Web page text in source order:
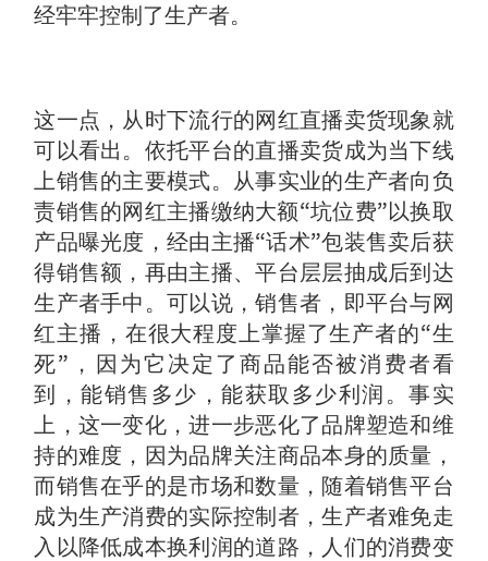
经牢牢控制了生产者。
这一点，从时下流行的网红直播卖货现象就
可以看出。依托平台的直播卖货成为当下线
上销售的主要模式。从事实业的生产者向负
责销售的网红主播缴纳大额“坑位费”以换取
产品曝光度，经由主播“话术”包装售卖后获
得销售额，再由主播、平台层层抽成后到达
生产者手中。可以说，销售者，即平台与网
红主播，在很大程度上掌握了生产者的“生
死”，因为它决定了商品能否被消费者看
到，能销售多少，能获取多少利润。事实
上，这一变化，进一步恶化了品牌塑造和维
持的难度，因为品牌关注商品本身的质量，
而销售在乎的是市场和数量，随着销售平台
成为生产消费的实际控制者，生产者难免走
入以降低成本换利润的道路，人们的消费变